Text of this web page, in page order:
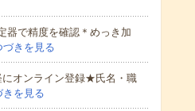
器で精度を確認＊めっき加
づきを見る
オンライン登録★氏名・職
きを見る